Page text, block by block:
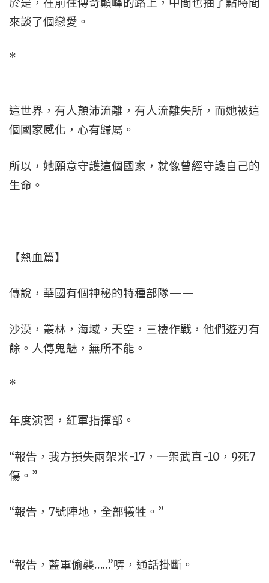
來談了個戀愛。
*
這世界，有人顛沛流離，有人流離失所，而她被這
個國家感化，心有歸屬。
所以，她願意守護這個國家，就像曾經守護自己的
生命。
【熱血篇】
傳說，華國有個神秘的特種部隊——
沙漠，叢林，海域，天空，三棲作戰，他們遊刃有
餘。人傳鬼魅，無所不能。
*
年度演習，紅軍指揮部。
“報告，我方損失兩架米-17，一架武直-10，9死7
傷。”
“報告，7號陣地，全部犧牲。”
“報告，藍軍偷襲……”哢，通話掛斷。